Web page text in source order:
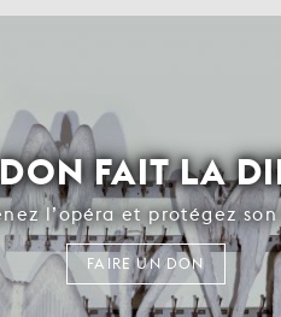
FAIT LA
l’opéra et protégez
FAIRE UN DON